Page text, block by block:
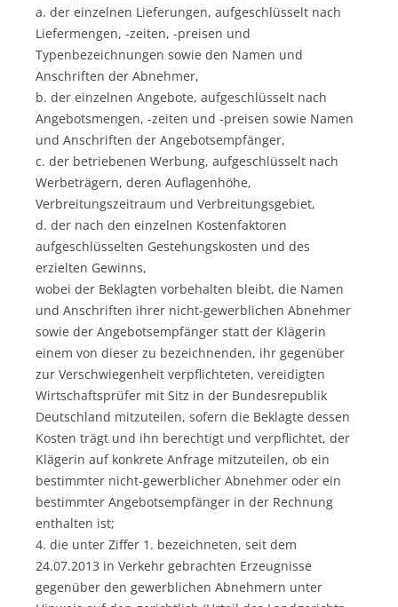
a. der einzelnen Lieferungen, aufgeschlüsselt nach
Liefermengen, -zeiten, -preisen und
Typenbezeichnungen sowie den Namen und
Anschriften der Abnehmer,
b. der einzelnen Angebote, aufgeschlüsselt nach
Angebotsmengen, -zeiten und -preisen sowie Namen
und Anschriften der Angebotsempfänger,
c. der betriebenen Werbung, aufgeschlüsselt nach
Werbeträgern, deren Auflagenhöhe,
Verbreitungszeitraum und Verbreitungsgebiet,
d. der nach den einzelnen Kostenfaktoren
aufgeschlüsselten Gestehungskosten und des
erzielten Gewinns,
wobei der Beklagten vorbehalten bleibt, die Namen
und Anschriften ihrer nicht-gewerblichen Abnehmer
sowie der Angebotsempfänger statt der Klägerin
einem von dieser zu bezeichnenden, ihr gegenüber
zur Verschwiegenheit verpflichteten, vereidigten
Wirtschaftsprüfer mit Sitz in der Bundesrepublik
Deutschland mitzuteilen, sofern die Beklagte dessen
Kosten trägt und ihn berechtigt und verpflichtet, der
Klägerin auf konkrete Anfrage mitzuteilen, ob ein
bestimmter nicht-gewerblicher Abnehmer oder ein
bestimmter Angebotsempfänger in der Rechnung
enthalten ist;
4. die unter Ziffer 1. bezeichneten, seit dem
24.07.2013 in Verkehr gebrachten Erzeugnisse
gegenüber den gewerblichen Abnehmern unter